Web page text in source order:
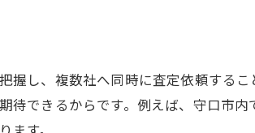
重視したい不動産買取の信頼性
選ぶ際の注意ポイントとは
し、複数社へ同時に査定依頼する
できるからです。例えば、守口市